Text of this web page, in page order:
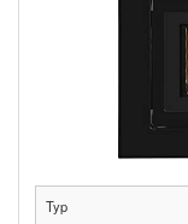
Typ